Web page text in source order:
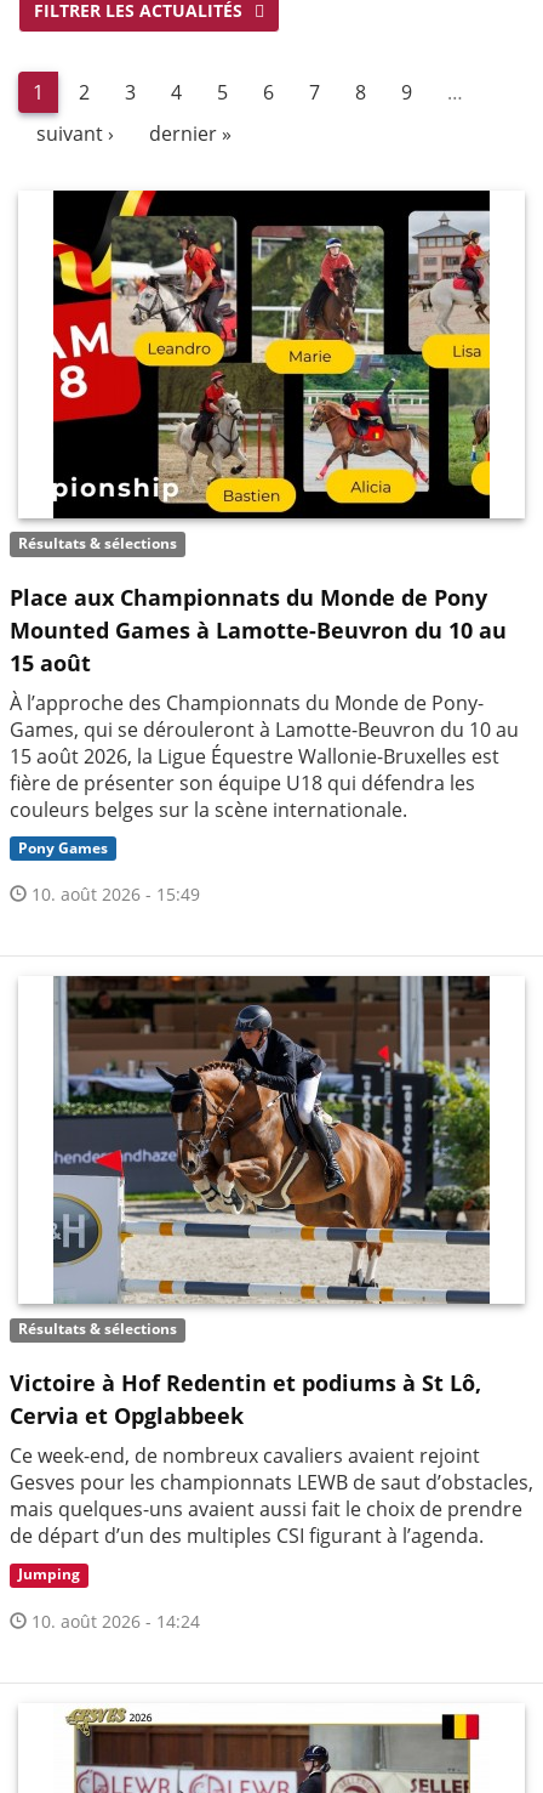
FILTRER LES ACTUALITÉS
1 2 3 4 5 6 7 8 9
…
suivant ›
dernier »
Résultats & sélections
Place aux Championnats du Monde de Pony
Mounted Games à Lamotte-Beuvron du 10 au
15 août
À l’approche des Championnats du Monde de Pony-
Games, qui se dérouleront à Lamotte-Beuvron du 10 au
15 août 2026, la Ligue Équestre Wallonie-Bruxelles est
fière de présenter son équipe U18 qui défendra les
couleurs belges sur la scène internationale.
Pony Games
10. août 2026 - 15:49
Résultats & sélections
Victoire à Hof Redentin et podiums à St Lô,
Cervia et Opglabbeek
Ce week-end, de nombreux cavaliers avaient rejoint
Gesves pour les championnats LEWB de saut d’obstacles,
mais quelques-uns avaient aussi fait le choix de prendre
de départ d’un des multiples CSI figurant à l’agenda.
Jumping
10. août 2026 - 14:24